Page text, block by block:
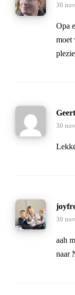
30
Opa
moet
30
30
aah
naar